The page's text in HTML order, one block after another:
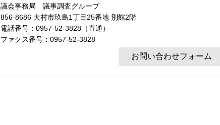
議会事務局 議事調査グループ
856-8686 大村市玖島1丁目25番地 別館2階
電話番号：0957-52-3828（直通）
ファクス番号：0957-52-3828